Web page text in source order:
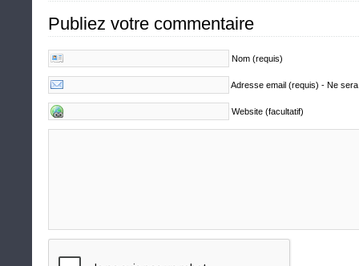
Publiez votre commentaire
Nom (requis)
Adresse email (requis) - Ne
Website (facultatif)